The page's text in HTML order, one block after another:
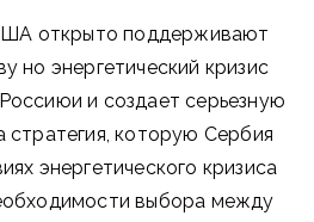
открыто поддерживают
но энергетический кризис
и создает серьезную
которую Сербия
энергетического кризиса
выбора между